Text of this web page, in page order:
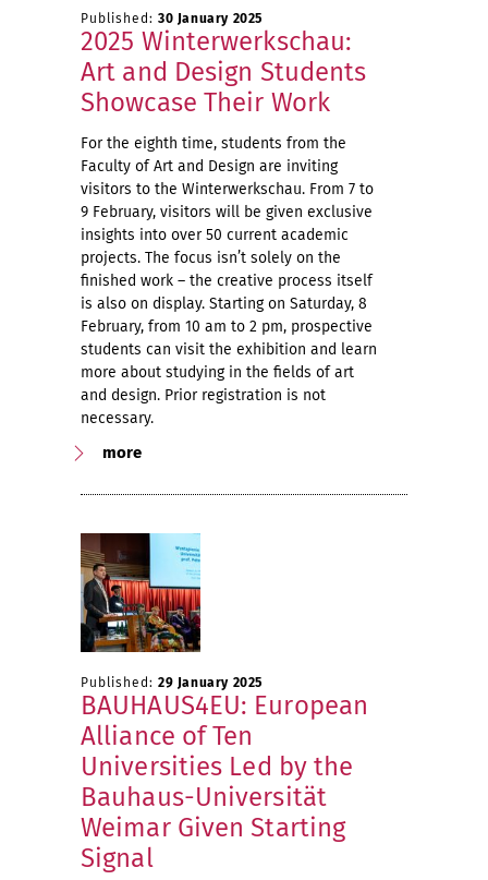
Published: 30 January 2025
2025 Winterwerkschau:
Art and Design Students
Showcase Their Work
For the eighth time, students from the
Faculty of Art and Design are inviting
visitors to the Winterwerkschau. From 7 to
9 February, visitors will be given exclusive
insights into over 50 current academic
projects. The focus isn’t solely on the
finished work – the creative process itself
is also on display. Starting on Saturday, 8
February, from 10 am to 2 pm, prospective
students can visit the exhibition and learn
more about studying in the fields of art
and design. Prior registration is not
necessary.
more
Published: 29 January 2025
BAUHAUS4EU: European
Alliance of Ten
Universities Led by the
Bauhaus-Universität
Weimar Given Starting
Signal